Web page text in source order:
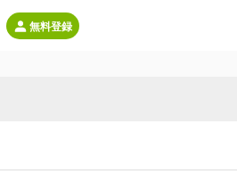
無料登録